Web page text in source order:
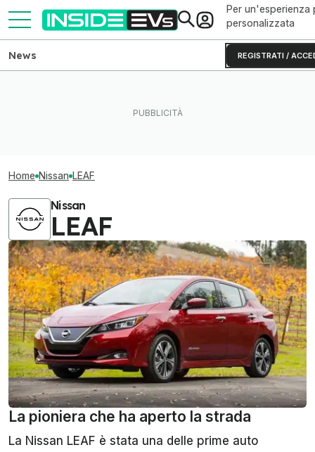
Per un'esperienza
personalizzata
REGISTRATI /
News
Home Nissan LEAF
Nissan
LEAF
La pioniera che ha aperto la strada
La Nissan LEAF è stata una delle prime auto